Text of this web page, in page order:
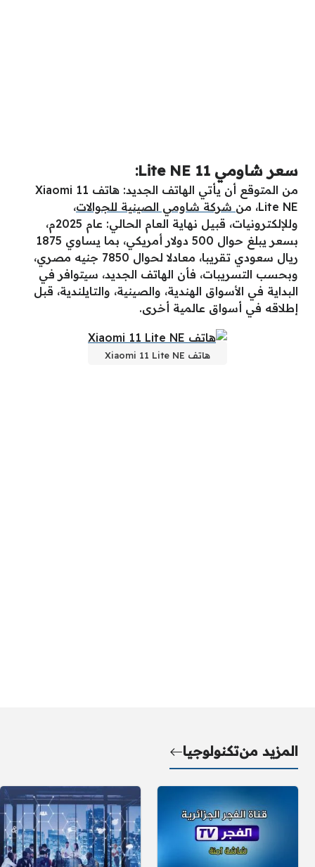
سعر شاومي 11 Lite NE:
من المتوقع أن يأتي الهاتف الجديد: هاتف Xiaomi 11
Lite NE، من
شركة شاومي الصينية للجوالات،
وللإلكترونيات، قبيل نهاية العام الحالي: عام 2025م،
بسعر يبلغ حوال 500 دولار أمريكي، بما يساوي 1875
ريال سعودي تقريبا، معادلا لحوال 7850 جنيه مصري،
وبحسب التسريبات، فأن الهاتف الجديد، سيتوافر في
البداية في الأسواق الهندية، والصينية، والتايلندية، قبل
إطلاقه في أسواق عالمية أخرى.
هاتف Xiaomi 11 Lite NE
المزيد منتكنولوجيا